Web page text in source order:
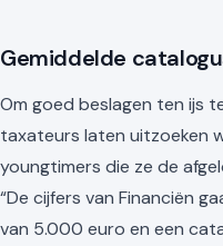
Gemiddelde
Om goed beslagen ten ijs
taxateurs laten uitzoeken
youngtimers die ze de
“De cijfers van Financiën
van 5.000 euro en een